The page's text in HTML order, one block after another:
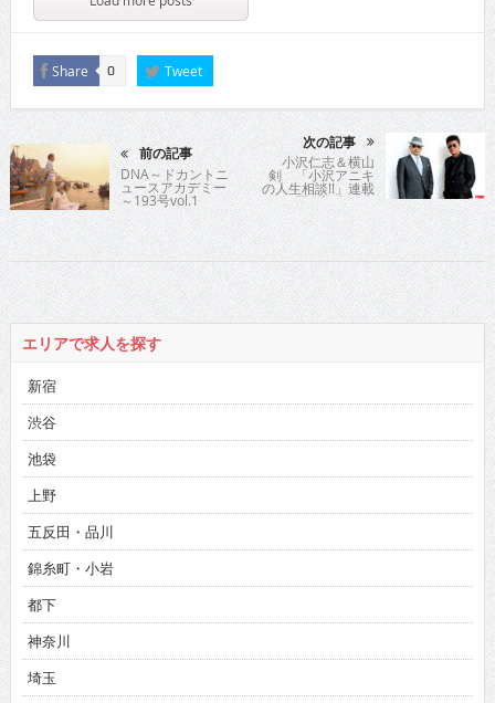
Share 0 Tweet
前の記事
DNA～ドカントニ
ュースアカデミー
～193号vol.1
次の記事
小沢仁志＆横山
剣 「小沢アニキ
の人生相談!!」連載
の20回目記念で人
気俳優とミュージ
シャンが横浜で語
り合う
エリアで求人を探す
新宿
渋谷
池袋
上野
五反田・品川
錦糸町・小岩
都下
神奈川
埼玉